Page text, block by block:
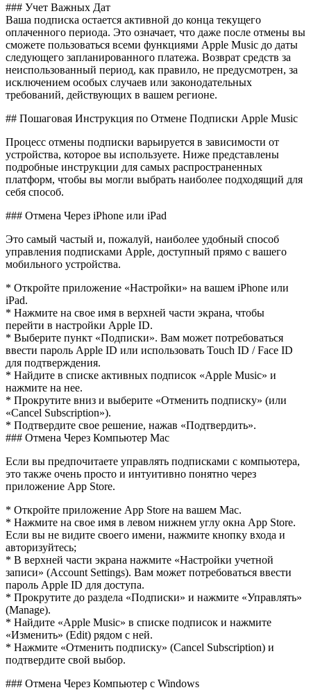
### Учет Важных Дат
Ваша подписка остается активной до конца текущего
оплаченного периода. Это означает, что даже после отмены вы
сможете пользоваться всеми функциями Apple Music до даты
следующего запланированного платежа. Возврат средств за
неиспользованный период, как правило, не предусмотрен, за
исключением особых случаев или законодательных
требований, действующих в вашем регионе.
## Пошаговая Инструкция по Отмене Подписки Apple Music
Процесс отмены подписки варьируется в зависимости от
устройства, которое вы используете. Ниже представлены
подробные инструкции для самых распространенных
платформ, чтобы вы могли выбрать наиболее подходящий для
себя способ.
### Отмена Через iPhone или iPad
Это самый частый и, пожалуй, наиболее удобный способ
управления подписками Apple, доступный прямо с вашего
мобильного устройства.
* Откройте приложение «Настройки» на вашем iPhone или
iPad.
* Нажмите на свое имя в верхней части экрана, чтобы
перейти в настройки Apple ID.
* Выберите пункт «Подписки». Вам может потребоваться
ввести пароль Apple ID или использовать Touch ID / Face ID
для подтверждения.
* Найдите в списке активных подписок «Apple Music» и
нажмите на нее.
* Прокрутите вниз и выберите «Отменить подписку» (или
«Cancel Subscription»).
* Подтвердите свое решение, нажав «Подтвердить».
### Отмена Через Компьютер Mac
Если вы предпочитаете управлять подписками с компьютера,
это также очень просто и интуитивно понятно через
приложение App Store.
* Откройте приложение App Store на вашем Mac.
* Нажмите на свое имя в левом нижнем углу окна App Store.
Если вы не видите своего имени, нажмите кнопку входа и
авторизуйтесь;
* В верхней части экрана нажмите «Настройки учетной
записи» (Account Settings). Вам может потребоваться ввести
пароль Apple ID для доступа.
* Прокрутите до раздела «Подписки» и нажмите «Управлять»
(Manage).
* Найдите «Apple Music» в списке подписок и нажмите
«Изменить» (Edit) рядом с ней.
* Нажмите «Отменить подписку» (Cancel Subscription) и
подтвердите свой выбор.
### Отмена Через Компьютер с Windows